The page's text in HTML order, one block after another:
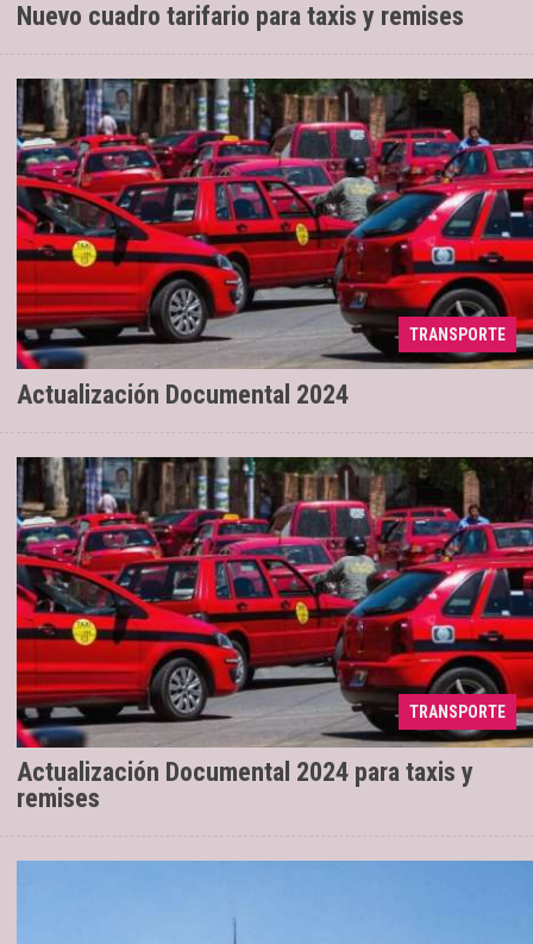
Nuevo cuadro tarifario para taxis y remises
TRANSPORTE
Actualización Documental 2024
30/07/2024 Para taxis y remises
TRANSPORTE
Actualización Documental 2024 para taxis y
remises
01/07/2024 Desde este mes se habilitará el sistema